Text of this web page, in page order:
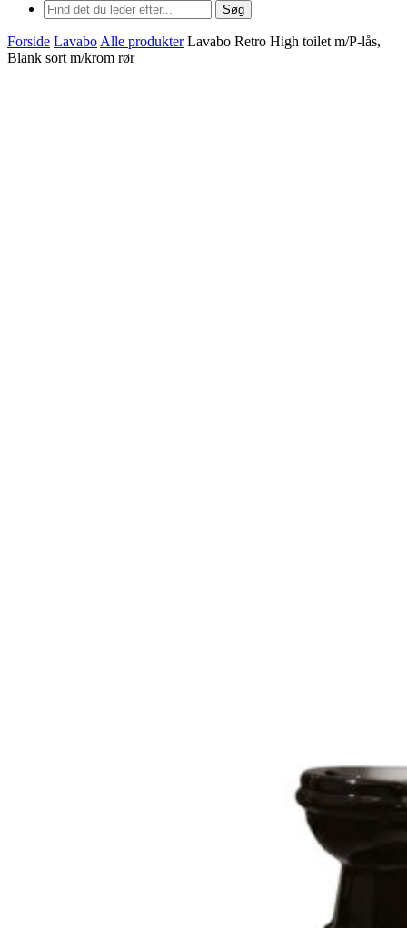
Søg
Forside Lavabo Alle produkter Lavabo Retro High toilet m/P-lås,
Blank sort m/krom rør